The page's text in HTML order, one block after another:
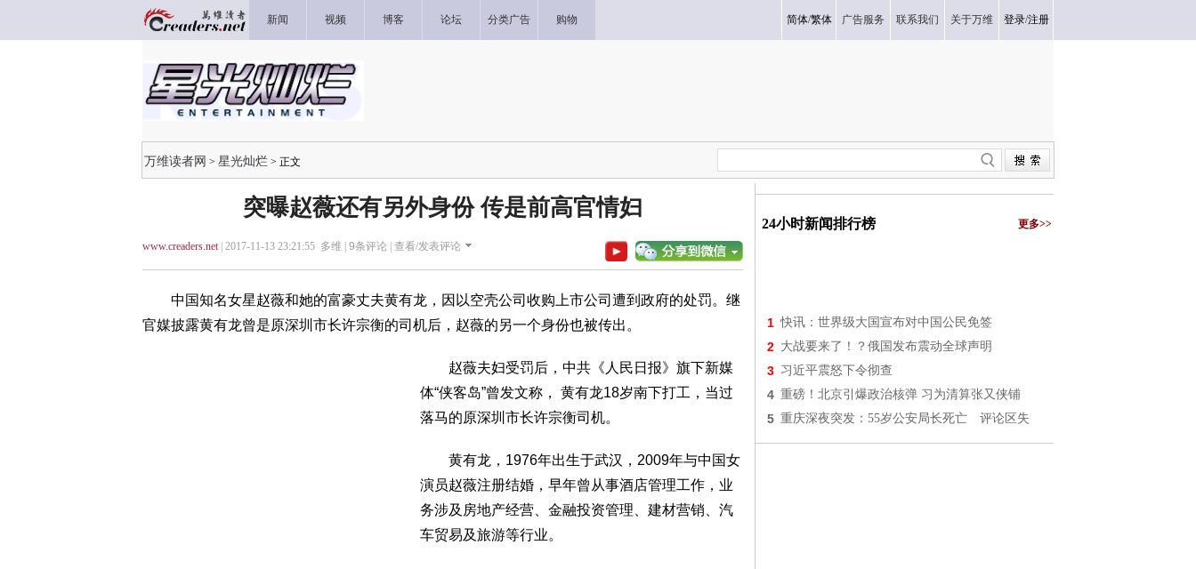
新闻 视频 博客 论坛 分类广告 购物 简体/繁体 广告服务 联系我们 关于万维 登录/注册
万维读者网 > 星光灿烂 > 正文
突曝赵薇还有另外身份 传是前高官情妇
www.creaders.net| 2017-11-13 23:21:55 多维 | 9条评论 | 查看/发表评论
中国知名女星赵薇和她的富豪丈夫黄有龙，因以空壳公司收购上市公司遭到政府的处罚。继
官媒披露黄有龙曾是原深圳市长许宗衡的司机后，赵薇的另一个身份也被传出。
赵薇夫妇受罚后，中共《人民日报》旗下新媒
体“侠客岛”曾发文称， 黄有龙18岁南下打工，当过
落马的原深圳市长许宗衡司机。
黄有龙，1976年出生于武汉，2009年与中国女
演员赵薇注册结婚，早年曾从事酒店管理工作，业
务涉及房地产经营、金融投资管理、建材营销、汽
车贸易及旅游等行业。
24小时新闻排行榜 更多>>
1 快讯：世界级大国宣布对中国公民免签
2 大战要来了！？俄国发布震动全球声明
3 习近平震怒下令彻查
4 重磅！北京引爆政治核弹 习为清算张又侠铺
5 重庆深夜突发：55岁公安局长死亡 评论区失